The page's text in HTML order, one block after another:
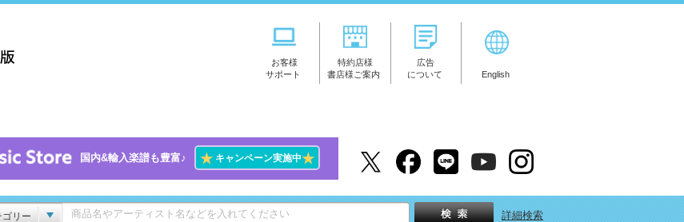
お客様
サポート
特約店様
書店様ご案内
広告
について
English
国内&輸入楽譜も豊富♪ ★キャンペーン実施中★
リー 詳細検索